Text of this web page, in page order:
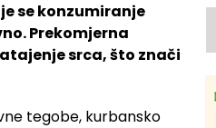
se konzumiranje
Prekomjerna
srca, što znači
tegobe, kurbansko